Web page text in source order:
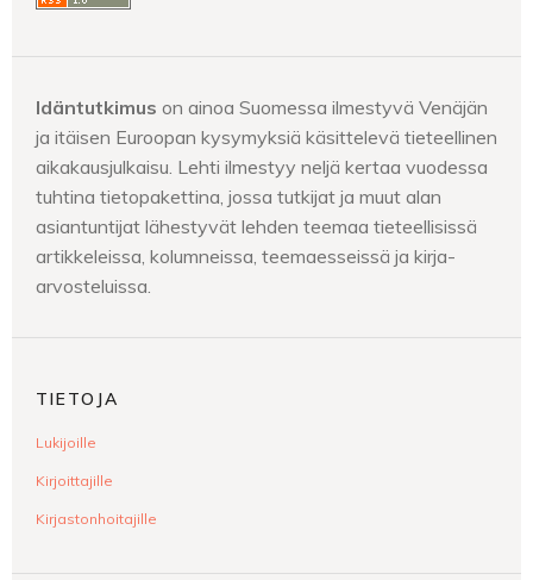
Idäntutkimus on ainoa Suomessa ilmestyvä Venäjän
ja itäisen Euroopan kysymyksiä käsittelevä tieteellinen
aikakausjulkaisu. Lehti ilmestyy neljä kertaa vuodessa
tuhtina tietopakettina, jossa tutkijat ja muut alan
asiantuntijat lähestyvät lehden teemaa tieteellisissä
artikkeleissa, kolumneissa, teemaesseissä ja kirja-
arvosteluissa.
TIETOJA
Lukijoille
Kirjoittajille
Kirjastonhoitajille